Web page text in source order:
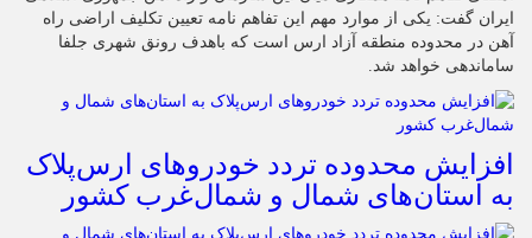
ایران گفت: یکی از موارد مهم این تفاهم نامه تعیین تکلیف اراضی راه
آهن در محدوده منطقه آزاد ارس است که باهدف رونق شهری جلفا
ساماندهی خواهد شد.
افزایش محدوده تردد خودروهای ارس‌پلاک
به استان‌های شمال و شمال‌غرب کشور